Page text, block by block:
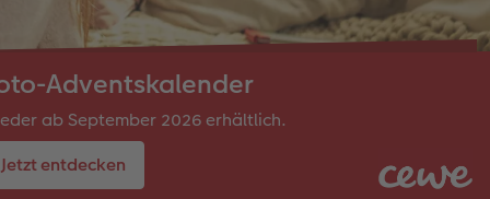
Adventskalender
ab September 2026 erhältlich.
Jetzt entdecken